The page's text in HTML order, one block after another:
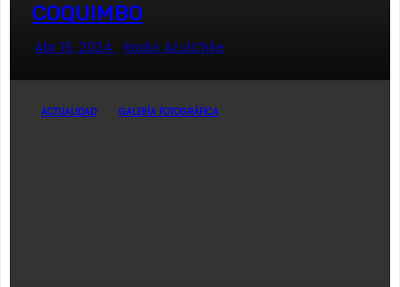
COQUIMBO
Abr 15, 2024 Radio AzulChile
ACTUALIDAD GALERÍA FOTOGRÁFICA